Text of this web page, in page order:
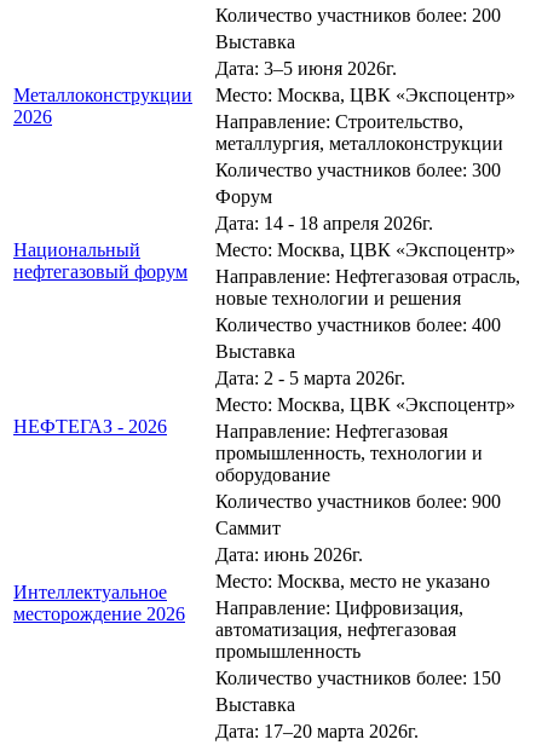
Количество участников более: 200
Металлоконструкции
2026
Выставка
Дата: 3–5 июня 2026г.
Место: Москва, ЦВК «Экспоцентр»
Направление: Строительство,
металлургия, металлоконструкции
Количество участников более: 300
Национальный
нефтегазовый форум
Форум
Дата: 14 - 18 апреля 2026г.
Место: Москва, ЦВК «Экспоцентр»
Направление: Нефтегазовая отрасль,
новые технологии и решения
Количество участников более: 400
НЕФТЕГАЗ - 2026
Выставка
Дата: 2 - 5 марта 2026г.
Место: Москва, ЦВК «Экспоцентр»
Направление: Нефтегазовая
промышленность, технологии и
оборудование
Количество участников более: 900
Интеллектуальное
месторождение 2026
Саммит
Дата: июнь 2026г.
Место: Москва, место не указано
Направление: Цифровизация,
автоматизация, нефтегазовая
промышленность
Количество участников более: 150
Выставка
Дата: 17–20 марта 2026г.